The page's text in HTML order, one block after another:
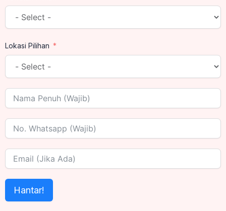
Lokasi Pilihan
Hantar!